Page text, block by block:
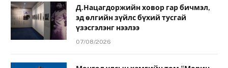
Д.Нацагдоржийн ховор гар бичмэл,
эд өлгийн зүйлс бүхий тусгай
үзэсгэлэнг нээлээ
07/08/2026